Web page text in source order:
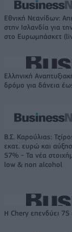
Εθνική Νεανίδων:
στην Ισλανδία για
στο Ευρωμπάσκετ
Ελληνική
δρόμο για δάνεια
Β.Σ. Καρούλιας:
εκατ. ευρώ και
57% - Τα νέα
low & non alcohol
Η Chery επενδύει